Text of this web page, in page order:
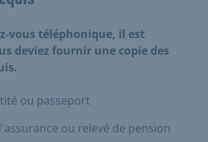
vous téléphonique, il est
deviez fournir une copie des
ou passeport
ou relevé de pension